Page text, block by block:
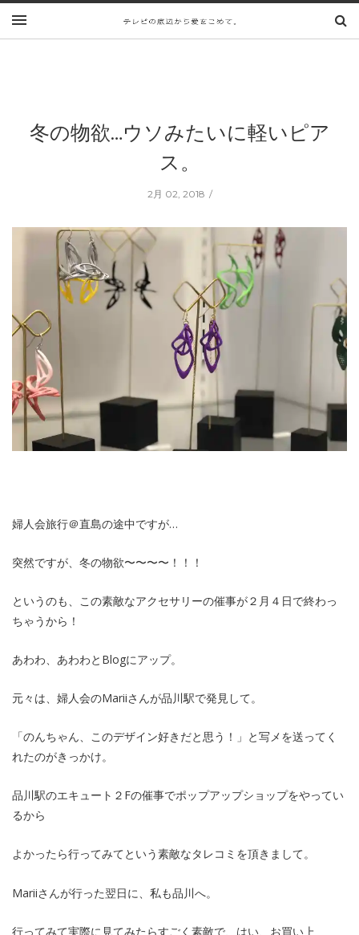
冬の物欲…ウソみたいに軽いピア
ス。
2月 02, 2018
婦人会旅行＠直島の途中ですが…
突然ですが、冬の物欲〜〜〜〜！！！
というのも、この素敵なアクセサリーの催事が２月４日で終わっ
ちゃうから！
あわわ、あわわとBlogにアップ。
元々は、婦人会のMariiさんが品川駅で発見して。
「のんちゃん、このデザイン好きだと思う！」と写メを送ってく
れたのがきっかけ。
品川駅のエキュート２Fの催事でポップアップショップをやってい
るから
よかったら行ってみてという素敵なタレコミを頂きまして。
Mariiさんが行った翌日に、私も品川へ。
行ってみて実際に見てみたらすごく素敵で、はい、お買い上